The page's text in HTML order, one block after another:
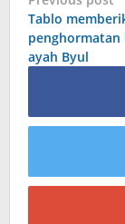
Tablo
penghormatan
ayah Byul